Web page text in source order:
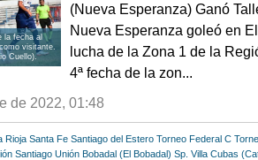
la fecha al
visitante.
Cuello).
(Nueva Esperanza) Ganó
Nueva Esperanza goleó en
lucha de la Zona 1 de la
4ª fecha de la zon...
de 2022, 01:48
Rioja Santa Fe Santiago del Estero Torneo Federal C
Santiago Unión Bobadal (El Bobadal) Sp. Villa Cubas